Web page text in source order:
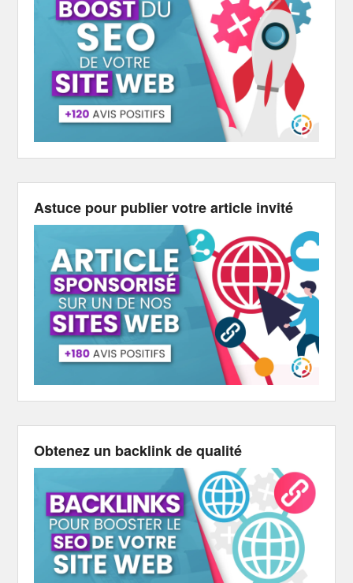
Astuce pour publier votre article invité
Obtenez un backlink de qualité